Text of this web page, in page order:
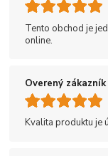
Tento obchod je
online.
Overený zákazník
Kvalita produktu je